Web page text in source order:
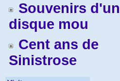
Souvenirs d'un
disque mou
Cent ans de
Sinistrose